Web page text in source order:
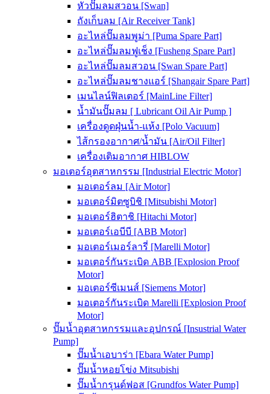
หัวปั๊มลมสวอน [Swan]
ถังเก็บลม [Air Receiver Tank]
อะไหล่ปั๊มลมพูม่า [Puma Spare Part]
อะไหล่ปั๊มลมฟูเช็ง [Fusheng Spare Part]
อะไหล่ปั๊มลมสวอน [Swan Spare Part]
อะไหล่ปั๊มลมชางแอร์ [Shangair Spare Part]
เมนไลน์ฟิลเตอร์ [MainLine Filter]
น้ำมันปั๊มลม [ Lubricant Oil Air Pump ]
เครื่องดูดฝุ่นน้ำ-แห้ง [Polo Vacuum]
ไส้กรองอากาศ/น้ำมัน [Air/Oil Filter]
เครื่องเติมอากาศ HIBLOW
มอเตอร์อุตสาหกรรม [Industrial Electric Motor]
มอเตอร์ลม [Air Motor]
มอเตอร์มิตซูบิชิ [Mitsubishi Motor]
มอเตอร์ฮิตาชิ [Hitachi Motor]
มอเตอร์เอบีบี [ABB Motor]
มอเตอร์เมอร์ลารี่ [Marelli Motor]
มอเตอร์กันระเบิด ABB [Explosion Proof
Motor]
มอเตอร์ซีเมนส์ [Siemens Motor]
มอเตอร์กันระเบิด Marelli [Explosion Proof
Motor]
ปั๊มน้ำอุตสาหกรรมและอุปกรณ์ [Insustrial Water
Pump]
ปั๊มน้ำเอบาร่า [Ebara Water Pump]
ปั๊มน้ำหอยโข่ง Mitsubishi
ปั๊มน้ำกรุนด์ฟอส [Grundfos Water Pump]